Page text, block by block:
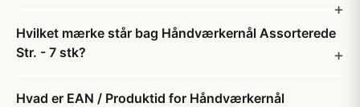
Hvilket mærke står bag Håndværkernål Assorterede
Str. - 7 stk?
Hvad er EAN / Produktid for Håndværkernål